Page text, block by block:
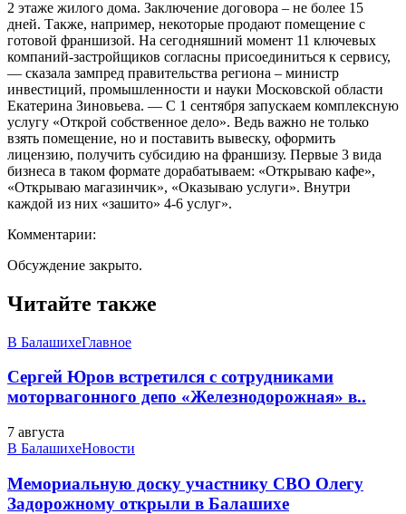
2 этаже жилого дома. Заключение договора – не более 15
дней. Также, например, некоторые продают помещение с
готовой франшизой. На сегодняшний момент 11 ключевых
компаний-застройщиков согласны присоединиться к сервису,
— сказала зампред правительства региона – министр
инвестиций, промышленности и науки Московской области
Екатерина Зиновьева. — С 1 сентября запускаем комплексную
услугу «Открой собственное дело». Ведь важно не только
взять помещение, но и поставить вывеску, оформить
лицензию, получить субсидию на франшизу. Первые 3 вида
бизнеса в таком формате дорабатываем: «Открываю кафе»,
«Открываю магазинчик», «Оказываю услуги». Внутри
каждой из них «зашито» 4-6 услуг».
Комментарии:
Обсуждение закрыто.
Читайте также
В БалашихеГлавное
Сергей Юров встретился с сотрудниками
моторвагонного депо «Железнодорожная» в..
7 августа
В БалашихеНовости
Мемориальную доску участнику СВО Олегу
Задорожному открыли в Балашихе